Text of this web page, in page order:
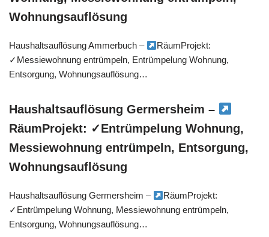
Wohnungsauflösung
Haushaltsauflösung Ammerbuch –
RäumProjekt:
✓Messiewohnung entrümpeln, Entrümpelung Wohnung,
Entsorgung, Wohnungsauflösung…
Haushaltsauflösung Germersheim –
RäumProjekt: ✓Entrümpelung Wohnung,
Messiewohnung entrümpeln, Entsorgung,
Wohnungsauflösung
Haushaltsauflösung Germersheim –
RäumProjekt:
✓Entrümpelung Wohnung, Messiewohnung entrümpeln,
Entsorgung, Wohnungsauflösung…